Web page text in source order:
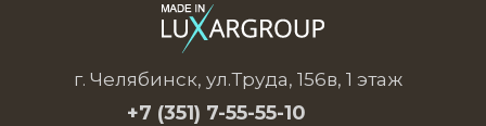
г. Челябинск, ул.Труда, 156в, 1 этаж
+7 (351) 7-55-55-10